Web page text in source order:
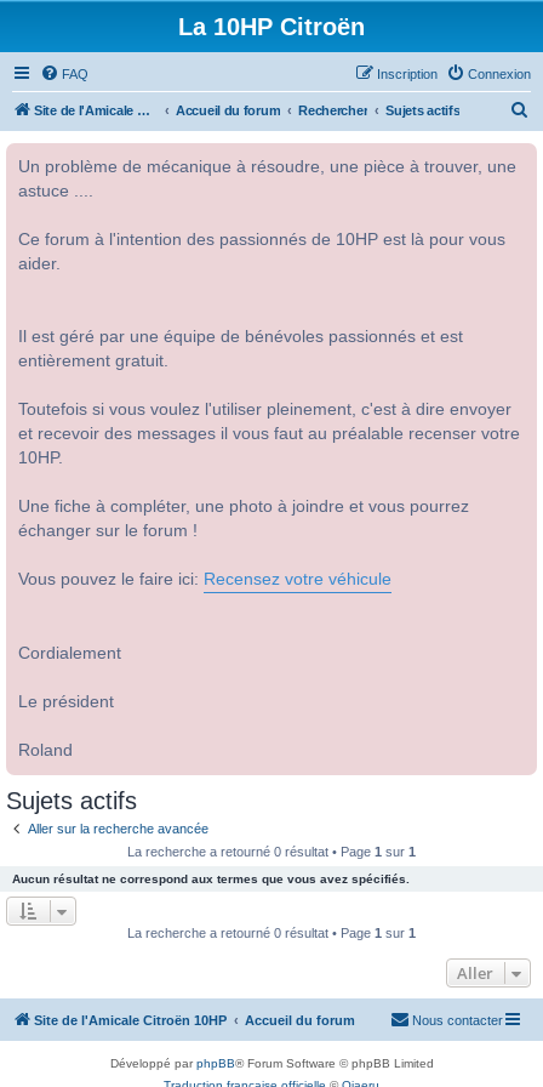
La 10HP Citroën
FAQ Connexion
Inscription
Site de l'Amicale Citroën 10HP Accueil du forum Rechercher Sujets actifs
Un problème de mécanique à résoudre, une pièce à trouver, une
astuce ....
Ce forum à l'intention des passionnés de 10HP est là pour vous
aider.
Il est géré par une équipe de bénévoles passionnés et est
entièrement gratuit.
Toutefois si vous voulez l'utiliser pleinement, c'est à dire envoyer
et recevoir des messages il vous faut au préalable recenser votre
10HP.
Une fiche à compléter, une photo à joindre et vous pourrez
échanger sur le forum !
Vous pouvez le faire ici: Recensez votre véhicule
Cordialement
Le président
Roland
Sujets actifs
Aller sur la recherche avancée
La recherche a retourné 0 résultat • Page 1 sur 1
Aucun résultat ne correspond aux termes que vous avez spécifiés.
La recherche a retourné 0 résultat • Page 1 sur 1
Aller
Site de l'Amicale Citroën 10HP Accueil du forum Nous contacter
Développé parphpBB® Forum Software © phpBB Limited